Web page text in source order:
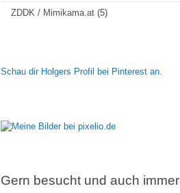
ZDDK / Mimikama.at (5)
Schau dir Holgers Profil bei Pinterest an.
Gern besucht und auch immer